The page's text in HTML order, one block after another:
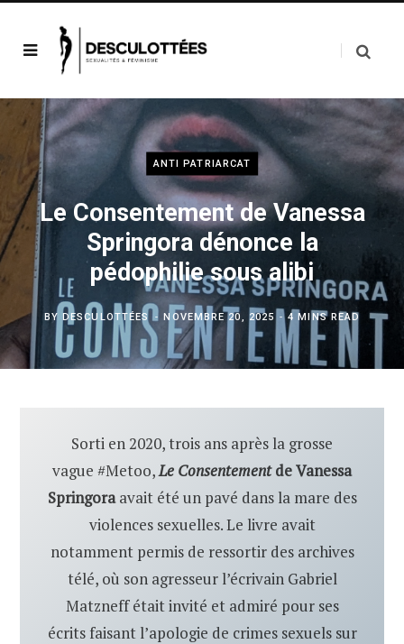
ANTI PATRIARCAT
Le Consentement de Vanessa
Springora dénonce la
pédophilie sous alibi
BYDESCULOTTÉES NOVEMBRE 20, 2025 4 MINS READ
Sorti en 2020, trois ans après la grosse
vague #Metoo,Le Consentementde Vanessa
Springoraavait été un pavé dans la mare des
violences sexuelles. Le livre avait
notamment permis de ressortir des archives
télé, où son agresseur l’écrivain Gabriel
Matzneff était invité et admiré pour ses
écrits faisant l’apologie de crimes sexuels sur